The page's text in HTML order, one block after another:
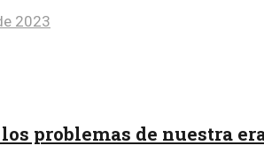
2023
problemas de nuestra